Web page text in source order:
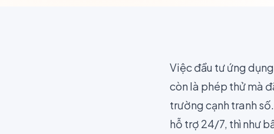
Việc đầu tư ứng
còn là phép thử mà
trường cạnh tranh
hỗ trợ 24/7, thì như